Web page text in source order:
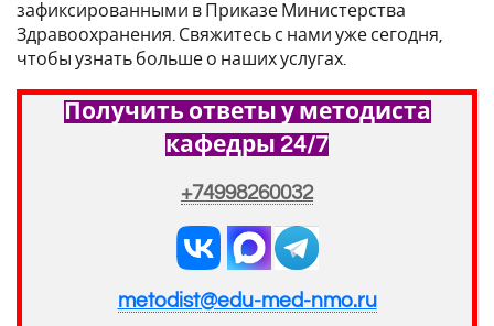
зафиксированными в Приказе Министерства
Здравоохранения. Свяжитесь с нами уже сегодня,
чтобы узнать больше о наших услугах.
Получить ответы у методиста
кафедры 24/7
+74998260032
metodist@edu-med-nmo.ru